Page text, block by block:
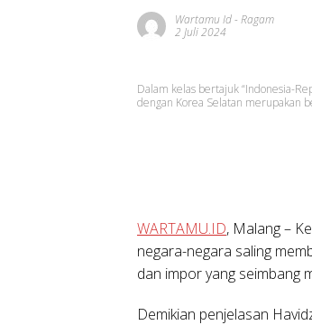
Wartamu Id- Ragam
2 Juli 2024
Dalam kelas bertajuk “Indonesia-
dengan Korea Selatan merupakan
WARTAMU.ID, Malang –
negara-negara saling
dan impor yang seimbang
Demikian penjelasan